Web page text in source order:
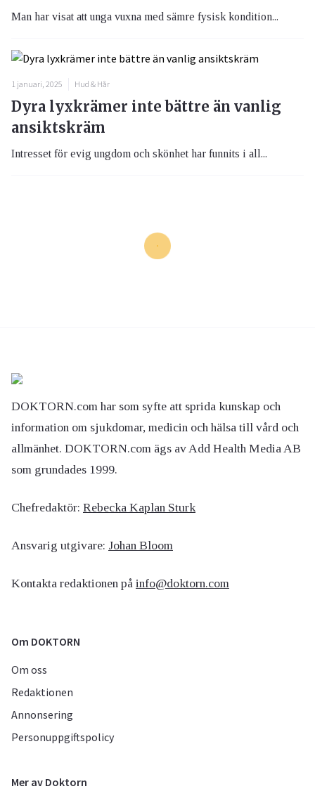
Man har visat att unga vuxna med sämre fysisk kondition...
1 januari, 2025 Hud & Hår
Dyra lyxkrämer inte bättre än vanlig
ansiktskräm
Intresset för evig ungdom och skönhet har funnits i all...
DOKTORN.com har som syfte att sprida kunskap och
information om sjukdomar, medicin och hälsa till vård och
allmänhet. DOKTORN.com ägs av Add Health Media AB
som grundades 1999.
Chefredaktör: Rebecka Kaplan Sturk
Ansvarig utgivare: Johan Bloom
Kontakta redaktionen på info@doktorn.com
Om DOKTORN
Om oss
Redaktionen
Annonsering
Personuppgiftspolicy
Mer av Doktorn